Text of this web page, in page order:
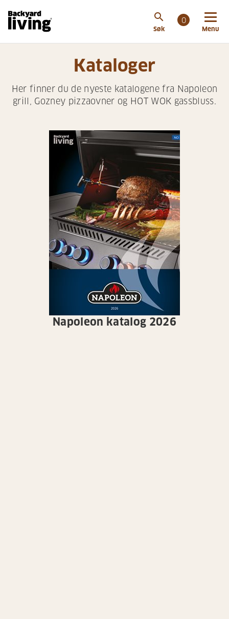
search
Søk
0
Menu
Kataloger
Her finner du de nyeste katalogene fra Napoleon
grill, Gozney pizzaovner og HOT WOK gassbluss.
Napoleon katalog 2026